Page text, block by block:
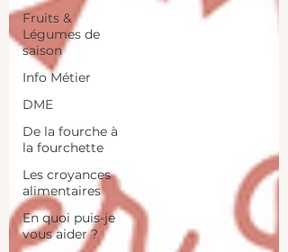
Fruits &
Légumes de
saison
Info Métier
DME
De la fourche à
la fourchette
Les croyances
alimentaires
En quoi puis-je
vous aider ?